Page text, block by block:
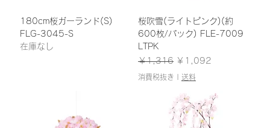
180cm桜ガーランド(S)
FLG-3045-S
在庫なし
桜吹雪(ライトピンク)(約
600枚/パック) FLE-7009
LTPK
通常価格
￥1,316 セール価格
￥1,092
消費税抜き 送料